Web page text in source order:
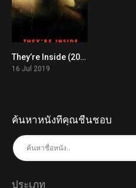
4.2They’re Inside (2019)
16 Jul 2019
ค้นหาหนังที่คุณชื่นชอบ
ประเภท